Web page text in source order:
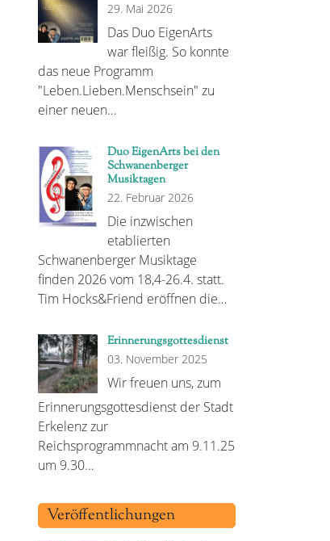
29. Mai 2026
Das Duo EigenArts
war fleißig. So konnte
das neue Programm
"Leben.Lieben.Menschsein" zu
einer neuen…
Duo EigenArts bei den
Schwanenberger
Musiktagen
22. Februar 2026
Die inzwischen
etablierten
Schwanenberger Musiktage
finden 2026 vom 18,4-26.4. statt.
Tim Hocks&Friend eröffnen die…
Erinnerungsgottesdienst
03. November 2025
Wir freuen uns, zum
Erinnerungsgottesdienst der Stadt
Erkelenz zur
Reichsprogrammnacht am 9.11.25
um 9.30…
Veröffentlichungen